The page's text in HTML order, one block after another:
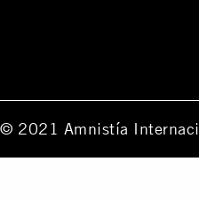
© 2021 Amnistía